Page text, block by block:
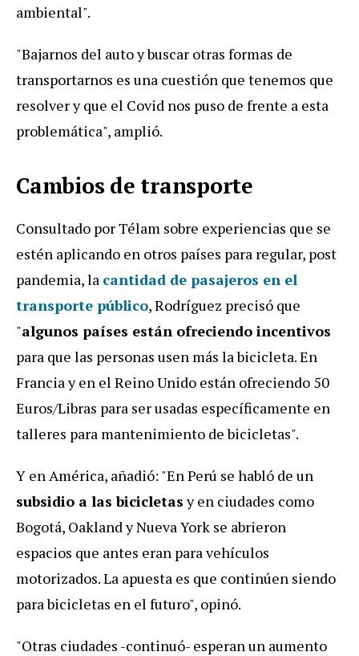
ambiental".
"Bajarnos del auto y buscar otras formas de
transportarnos es una cuestión que tenemos que
resolver y que el Covid nos puso de frente a esta
problemática", amplió.
Cambios de transporte
Consultado por Télam sobre experiencias que se
estén aplicando en otros países para regular, post
pandemia, la cantidad de pasajeros en el
transporte público, Rodríguez precisó que
"algunos países están ofreciendo incentivos
para que las personas usen más la bicicleta. En
Francia y en el Reino Unido están ofreciendo 50
Euros/Libras para ser usadas específicamente en
talleres para mantenimiento de bicicletas".
Y en América, añadió: "En Perú se habló de un
subsidio a las bicicletasy en ciudades como
Bogotá, Oakland y Nueva York se abrieron
espacios que antes eran para vehículos
motorizados. La apuesta es que continúen siendo
para bicicletas en el futuro", opinó.
"Otras ciudades -continuó- esperan un aumento